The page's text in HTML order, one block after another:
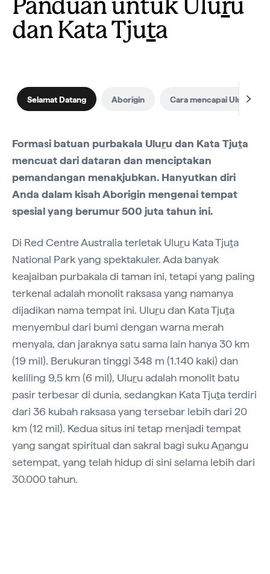
Panduan untuk Uluru
dan Kata Tjuta
Selamat Datang Aborigin Cara mencapai Uluru dan
Formasi batuan purbakala Uluru dan Kata Tjuta
mencuat dari dataran dan menciptakan
pemandangan menakjubkan. Hanyutkan diri
Anda dalam kisah Aborigin mengenai tempat
spesial yang berumur 500 juta tahun ini.
Di Red Centre Australia terletak Uluru Kata Tjuta
National Park yang spektakuler. Ada banyak
keajaiban purbakala di taman ini, tetapi yang paling
terkenal adalah monolit raksasa yang namanya
dijadikan nama tempat ini. Uluru dan Kata Tjuta
menyembul dari bumi dengan warna merah
menyala, dan jaraknya satu sama lain hanya 30 km
(19 mil). Berukuran tinggi 348 m (1.140 kaki) dan
keliling 9,5 km (6 mil), Uluru adalah monolit batu
pasir terbesar di dunia, sedangkan Kata Tjuta terdiri
dari 36 kubah raksasa yang tersebar lebih dari 20
km (12 mil). Kedua situs ini tetap menjadi tempat
yang sangat spiritual dan sakral bagi suku Anangu
setempat, yang telah hidup di sini selama lebih dari
30.000 tahun.